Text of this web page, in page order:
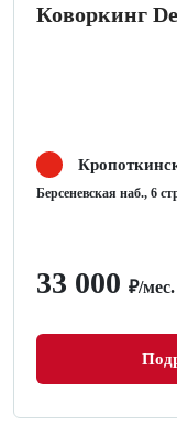
Коворкинг
Берсеневская наб., 6
33 000 ₽/мес.